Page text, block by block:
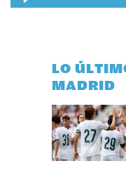
LO
MADRID